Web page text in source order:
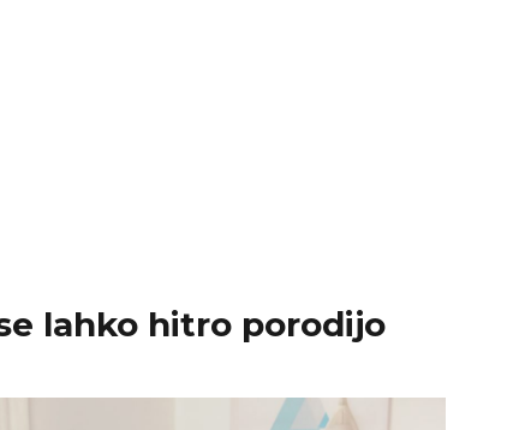
lahko hitro porodijo